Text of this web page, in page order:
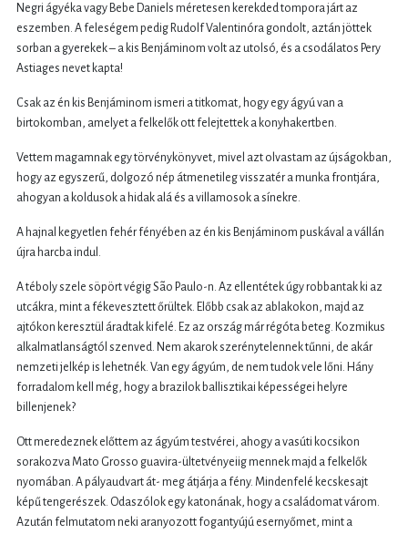
Negri ágyéka vagy Bebe Daniels méretesen kerekded tompora járt az
eszemben. A feleségem pedig Rudolf Valentinóra gondolt, aztán jöttek
sorban a gyerekek – a kis Benjáminom volt az utolsó, és a csodálatos Pery
Astiages nevet kapta!
Csak az én kis Benjáminom ismeri a titkomat, hogy egy ágyú van a
birtokomban, amelyet a felkelők ott felejtettek a konyhakertben.
Vettem magamnak egy törvénykönyvet, mivel azt olvastam az újságokban,
hogy az egyszerű, dolgozó nép átmenetileg visszatér a munka frontjára,
ahogyan a koldusok a hidak alá és a villamosok a sínekre.
A hajnal kegyetlen fehér fényében az én kis Benjáminom puskával a vállán
újra harcba indul.
A téboly szele söpört végig São Paulo-n. Az ellentétek úgy robbantak ki az
utcákra, mint a fékevesztett őrültek. Előbb csak az ablakokon, majd az
ajtókon keresztül áradtak kifelé. Ez az ország már régóta beteg. Kozmikus
alkalmatlanságtól szenved. Nem akarok szerénytelennek tűnni, de akár
nemzeti jelkép is lehetnék. Van egy ágyúm, de nem tudok vele lőni. Hány
forradalom kell még, hogy a brazilok ballisztikai képességei helyre
billenjenek?
Ott meredeznek előttem az ágyúm testvérei, ahogy a vasúti kocsikon
sorakozva Mato Grosso guavira-ültetvényeiig mennek majd a felkelők
nyomában. A pályaudvart át- meg átjárja a fény. Mindenfelé kecskesajt
képű tengerészek. Odaszólok egy katonának, hogy a családomat várom.
Azután felmutatom neki aranyozott fogantyújú esernyőmet, mint a